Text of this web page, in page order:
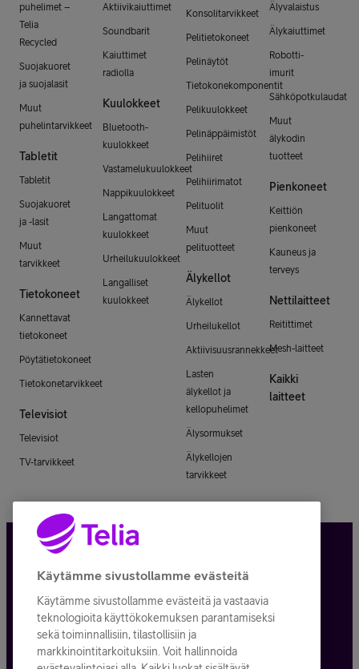
puhelimet –
Telia
Recycled
Suojakuoret
ja suojalasit
Muut
puhelintarvikkeet
Tabletit
Tabletit
Suojakuoret
ja -lasit
Muut
tarvikkeet
Tietokoneet
Kannettavat
tietokoneet
Pöytätietokoneet
Tietokonetarvikkeet
Televisiot
Televisiot
TV-tarvikkeet
Aktiivikaiuttimet
Soundbarit
Kaiuttimet
radiolla
Kuulokkeet
Bluetooth-
kuulokkeet
Vastamelukuulokkeet
Nappikuulokkeet
Langattomat
kuulokkeet
Urheilukuulokkeet
Langalliset
kuulokkeet
Konsolitarvikkeet
Pelitietokoneet
Pelinäytöt
Tietokonekomponentit
Pelikuulokkeet
Pelinäppäimistöt
Pelihiiret
Pelihiirimatot
Pelituolit
Muut
pelituotteet
Älykellot
Älykellot
Urheilukellot
Aktiivisuusrannekkeet
Lasten
älykellot ja
kellopuhelimet
Älysormukset
Älykellojen
tarvikkeet
Älyvalaistus
Älykaiuttimet
Robotti-
imurit
Sähköpotkulaudat
Muut
älykodin
tuotteet
Pienkoneet
Keittiön
pienkoneet
Kauneus ja
terveys
Nettilaitteet
Reitittimet
Mesh-laitteet
Kaikki
laitteet
Tietosuoja ja -turva
Tilauksen peruuttaminen
Käyttöehdot
Käytämme sivustollamme evästeitä
Käytämme sivustollamme evästeitä ja vastaavia
teknologioita käyttökokemuksen parantamiseksi
sekä toiminnallisiin, tilastollisiin ja
markkinointitarkoituksiin. Voit hallinnoida